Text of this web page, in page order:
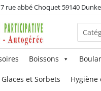
7 rue abbé Choquet 59140
et
épicerie!Boissons
Glaces et Sorbets Hygiène